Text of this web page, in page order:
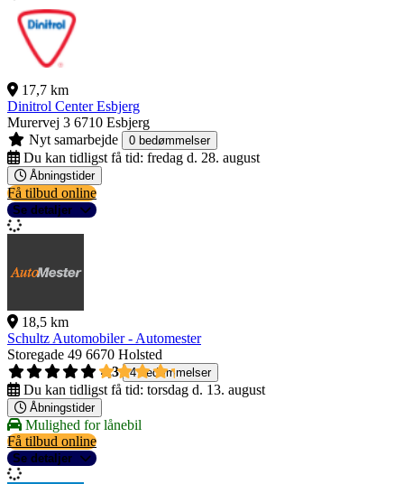
17,7 km
Dinitrol Center Esbjerg
Murervej 3 6710 Esbjerg
Nyt samarbejde
0 bedømmelser
Du kan tidligst få tid: fredag d. 28. august
Åbningstider
Få tilbud online
Se detaljer
18,5 km
Schultz Automobiler - Automester
Storegade 49 6670 Holsted
4,3
4 bedømmelser
Du kan tidligst få tid: torsdag d. 13. august
Åbningstider
Mulighed for lånebil
Få tilbud online
Se detaljer